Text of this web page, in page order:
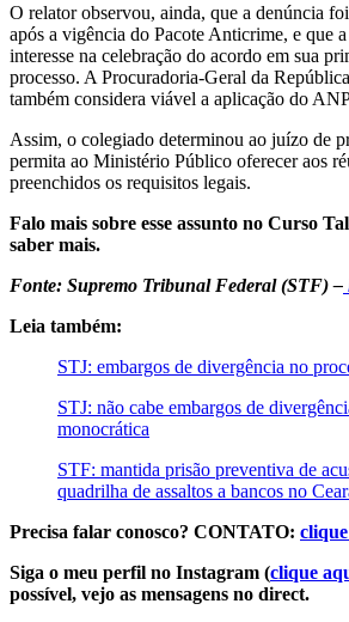
O relator observou, ainda, que a denúncia
após a vigência do Pacote Anticrime, e que
interesse na celebração do acordo em sua
processo. A Procuradoria-Geral da
também considera viável a aplicação do
Assim, o colegiado determinou ao juízo de
permita ao Ministério Público oferecer aos
preenchidos os requisitos legais.
Falo mais sobre esse assunto no Curso
saber mais.
Fonte: Supremo Tribunal Federal (STF) –
Leia também:
STJ: embargos de divergência no
STJ: não cabe embargos de
monocrática
STF: mantida prisão preventiva de
quadrilha de assaltos a bancos no
Precisa falar conosco? CONTATO:
Siga o meu perfil no Instagram (clique
possível, vejo as mensagens no direct.